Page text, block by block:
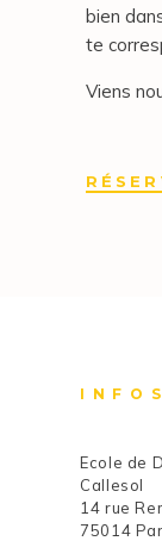
bien
te
Viens
Ecole de
Callesol
14 rue
75014